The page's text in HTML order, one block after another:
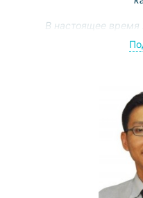
В настоящее время
офтальмологии
посвященных теории
Лауреат пяти